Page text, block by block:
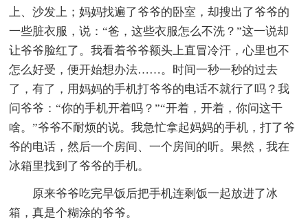
上、沙发上；妈妈找遍了爷爷的卧室，却搜出了爷爷的
一些脏衣服，说：“爸，这些衣服怎么不洗？”这一说却
让爷爷脸红了。我看着爷爷额头上直冒冷汗，心里也不
怎么好受，便开始想办法……。时间一秒一秒的过去
了，有了，用妈妈的手机打爷爷的电话不就行了吗？我
问爷爷：“你的手机开着吗？”“开着，开着，你问这干
啥。”爷爷不耐烦的说。我急忙拿起妈妈的手机，打了爷
爷的电话，然后一个房间、一个房间的听。果然，我在
冰箱里找到了爷爷的手机。
原来爷爷吃完早饭后把手机连剩饭一起放进了冰
箱，真是个糊涂的爷爷。